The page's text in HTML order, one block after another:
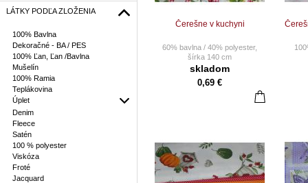
LÁTKY PODĽA ZLOŽENIA
100% Bavlna
Dekoračné - BA / PES
100% Ľan, Ľan /Bavlna
Mušelín
100% Ramia
Teplákovina
Úplet
Denim
Fleece
Satén
100 % polyester
Viskóza
Froté
Jacquard
Čerešne v kuchyni
60% bavlna / 40% polyester,
šírka 140 cm
Pri objednaní napr. 25 ks Vám
Cena za 1 m = 6,90 €
skladom
0,69 €